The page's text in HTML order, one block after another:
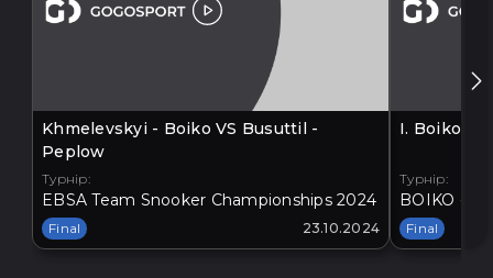
Khmelevskyi - Boiko VS Busuttil -
Peplow
Турнір:
EBSA Team Snooker Championships 2024
Final 23.10.2024
I. Boiko
Турнір:
BOIKO -
Final